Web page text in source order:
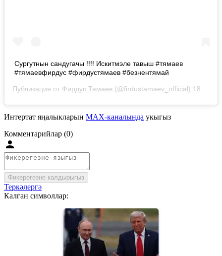
Сургутнын сандугачы !!!! Искитмэле тавыш #тямаев
#тямаевфирдус #фирдустямаев #безнентямай
Публикация от Фирдус Тямаев (@firdustamaev_official) 18 Сен 2018 в 1:11 PDT
Интертат яңалыкларын MAX-каналында укыгыз
Комментарийлар (0)
Фикерегезне калдырыгыз
Теркәлергә
Калган символлар: